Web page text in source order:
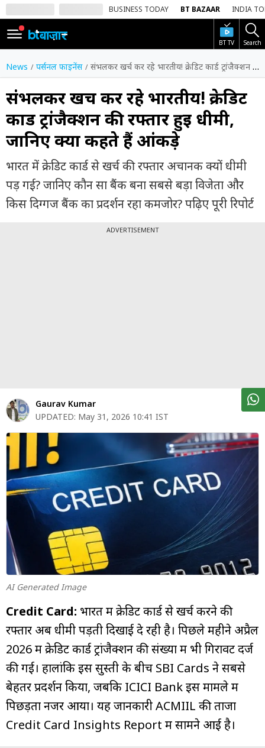
BUSINESS TODAY BT BAZAAR INDIA
BT TV Search
SIGN
IN
Dark
Mode
होम
शेयर
बाज़ार
वीडियो
ट्रेंडिंग
शेयर
बाज़ार
ट्रेंडिंग
बिजनेस
न्यूज
वीडियो
म्यूचुअल
फंड
News पर्सनल फाइनेंस संभलकर खर्च कर रहे भारतीय! क्रेडिट कार्ड ट्रांजैक्शन की रफ्तार हुई धीमी, जानिए क्या कहते हैं आंकड़े
संभलकर खर्च कर रहे भारतीय! क्रेडिट
कार्ड ट्रांजैक्शन की रफ्तार हुई धीमी,
जानिए क्या कहते हैं आंकड़े
भारत में क्रेडिट कार्ड से खर्च की रफ्तार अचानक क्यों धीमी
पड़ गई? जानिए कौन सा बैंक बना सबसे बड़ा विजेता और
किस दिग्गज बैंक का प्रदर्शन रहा कमजोर? पढ़िए पूरी रिपोर्ट
ADVERTISEMENT
Gaurav Kumar
UPDATED: May 31, 2026 10:41 IST
AI Generated Image
Credit Card: भारत में क्रेडिट कार्ड से खर्च करने की
रफ्तार अब धीमी पड़ती दिखाई दे रही है। पिछले महीने अप्रैल
2026 में क्रेडिट कार्ड ट्रांजैक्शन की संख्या में भी गिरावट दर्ज
की गई। हालांकि इस सुस्ती के बीच SBI Cards ने सबसे
बेहतर प्रदर्शन किया, जबकि ICICI Bank इस मामले में
पिछड़ता नजर आया। यह जानकारी ACMIIL की ताजा
Credit Card Insights Report में सामने आई है।